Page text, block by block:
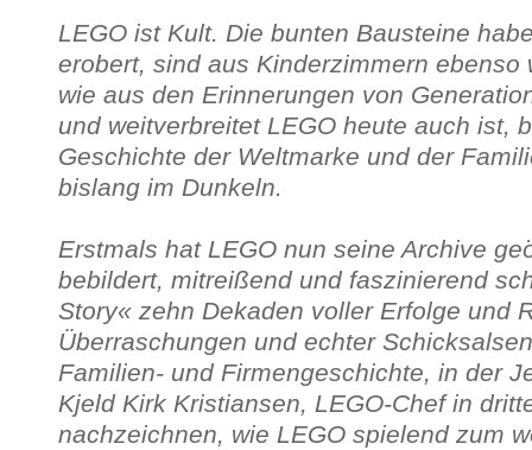
LEGO ist Kult. Die bunten Bausteine
erobert, sind aus Kinderzimmern ebenso
wie aus den Erinnerungen von
und weitverbreitet LEGO heute auch ist,
Geschichte der Weltmarke und der
bislang im Dunkeln.
Erstmals hat LEGO nun seine Archive
bebildert, mitreißend und faszinierend
Story« zehn Dekaden voller Erfolge und
Überraschungen und echter
Familien- und Firmengeschichte, in der
Kjeld Kirk Kristiansen, LEGO-Chef in
nachzeichnen, wie LEGO spielend zum